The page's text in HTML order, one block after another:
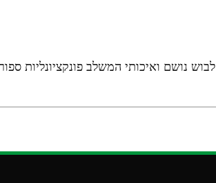
נושם ואיכותי המשלב פונקציונליות